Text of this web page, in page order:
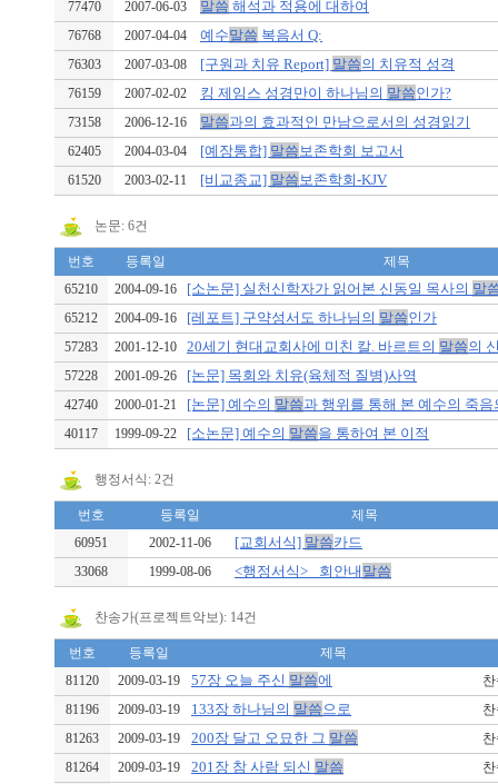
77470 2007-06-03 말씀 해석과 적용에 대하여
76768 2007-04-04 예수말씀 복음서 Q:
76303 2007-03-08 [구원과 치유 Report] 말씀의 치유적 성격
76159 2007-02-02 킹 제임스 성경만이 하나님의 말씀인가?
73158 2006-12-16 말씀과의 효과적인 만남으로서의 성경읽기
62405 2004-03-04 [예장통합] 말씀보존학회 보고서
61520 2003-02-11 [비교종교] 말씀보존학회-KJV
논문: 6건
번호 등록일
제목
65210
2004-09-16 [소논문] 실천신학자가 읽어본 신동일 목사의 말
65212 2004-09-16 [레포트] 구약성서도 하나님의 말씀인가
57283 2001-12-10 20세기 현대교회사에 미친 칼. 바르트의 말씀의
57228 2001-09-26 [논문] 목회와 치유(육체적 질병)사역
42740 2000-01-21 [논문] 예수의 말씀과 행위를 통해 본 예수의 죽음
40117 1999-09-22 [소논문] 예수의 말씀을 통하여 본 이적
행정서식: 2건
번호 등록일
제목
60951
2002-11-06 [교회서식] 말씀카드
33068 1999-08-06 <행정서식> _회안내 말씀
찬송가(프로젝트악보): 14건
번호 등록일
제목
81120
2009-03-19 57장 오늘 주신 말씀에
81196
2009-03-19 133장 하나님의 말씀으로
81263
2009-03-19 200장 달고 오묘한 그 말씀
81264
2009-03-19 201장 참 사람 되신 말씀